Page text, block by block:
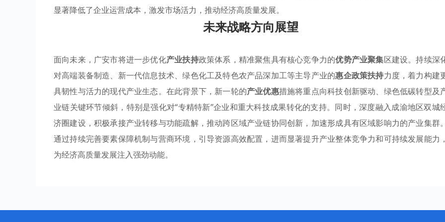
显著降低了企业运营成本，激发市场活力，推动经济高质量发展。
未来战略方向展望
面向未来，广安市将进一步优化产业扶持政策体系，精准聚焦具有核心竞争力的优势产业聚集区建设。持续深
对高端装备制造、新一代信息技术、绿色化工及特色农产品深加工等主导产业的惠企政策扶持力度，着力构建
具韧性与活力的现代产业生态。在此背景下，新一轮的产业优惠措施将重点向科技创新驱动、绿色低碳转型及
业链关键环节倾斜，特别是强化对“专精特新”企业和重大科技成果转化的支持。同时，深度融入成渝地区双城
济圈建设，积极承接产业转移与功能疏解，推动跨区域产业链协同创新，加速形成具有区域影响力的产业集群。
通过持续完善要素保障机制与营商环境，引导资源高效配置，进而显著提升产业整体竞争力和可持续发展能力，
为经济高质量发展注入强劲动能。